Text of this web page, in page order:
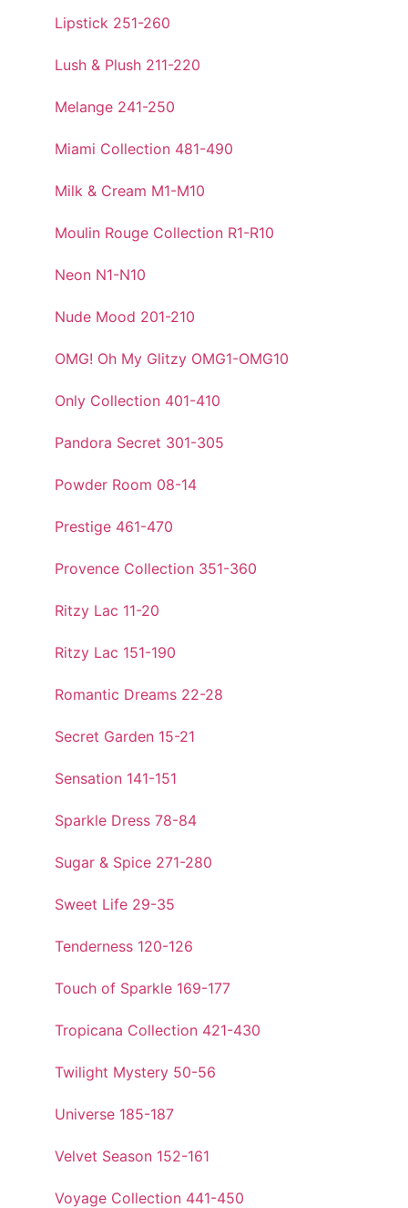
Lipstick 251-260
Lush & Plush 211-220
Melange 241-250
Miami Collection 481-490
Milk & Cream M1-M10
Moulin Rouge Collection R1-R10
Neon N1-N10
Nude Mood 201-210
OMG! Oh My Glitzy OMG1-OMG10
Only Collection 401-410
Pandora Secret 301-305
Powder Room 08-14
Prestige 461-470
Provence Collection 351-360
Ritzy Lac 11-20
Ritzy Lac 151-190
Romantic Dreams 22-28
Secret Garden 15-21
Sensation 141-151
Sparkle Dress 78-84
Sugar & Spice 271-280
Sweet Life 29-35
Tenderness 120-126
Touch of Sparkle 169-177
Tropicana Collection 421-430
Twilight Mystery 50-56
Universe 185-187
Velvet Season 152-161
Voyage Collection 441-450